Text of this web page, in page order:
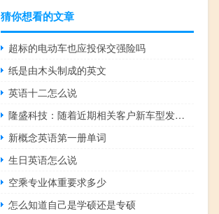
猜你想看的文章
超标的电动车也应投保交强险吗
纸是由木头制成的英文
英语十二怎么说
隆盛科技：随着近期相关客户新车型发布公司正处于产能快速爬坡、积极保供阶段
新概念英语第一册单词
生日英语怎么说
空乘专业体重要求多少
怎么知道自己是学硕还是专硕